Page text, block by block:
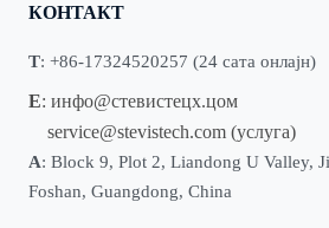
КОНТАКТ
Т: +86-17324520257 (24 сата онлајн)
Е: инфо@стевистецх.цом
service@stevistech.com (услуга)
А: Block 9, Plot 2, Liandong U Valley,
Foshan, Guangdong, China